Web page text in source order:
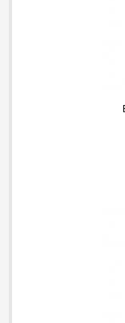
Održava vrednosti
Produžava radni
Može se koristiti
Ne oštećuje
goriva u cilju
održavanja
povećane
Dodati u rezervoar
Jedna boca od